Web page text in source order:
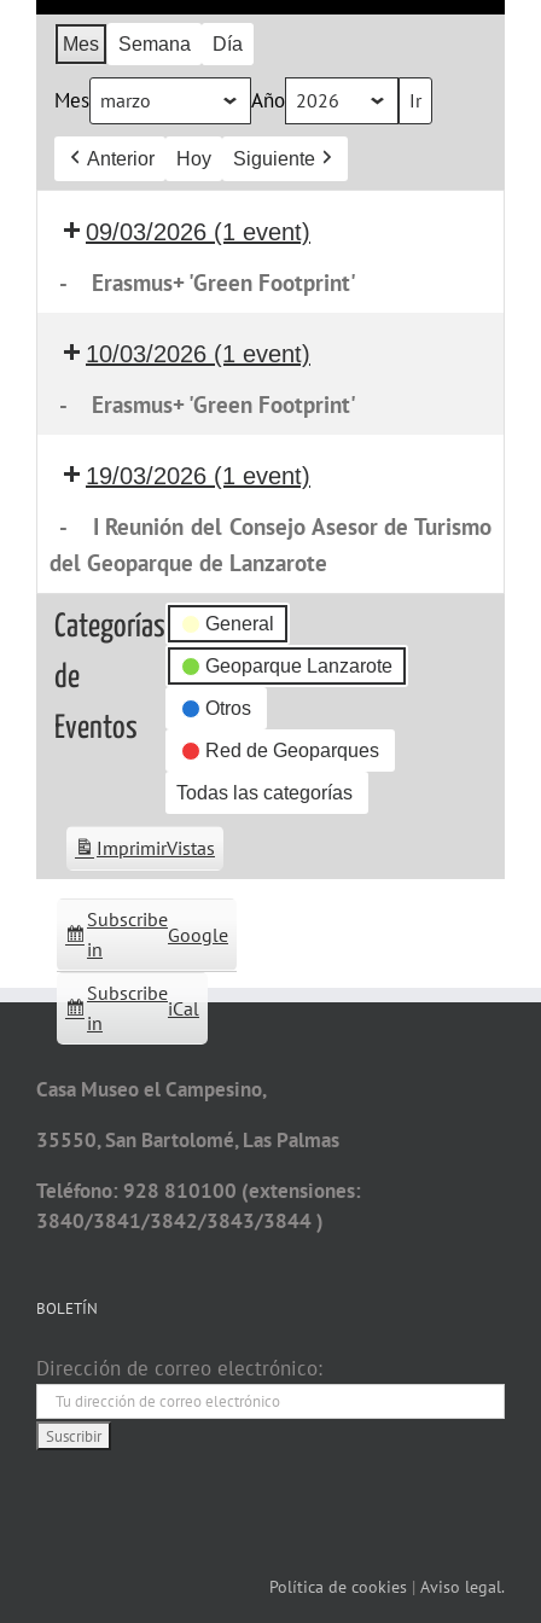
Mes Semana Día
Mes Año
Anterior Hoy Siguiente
09/03/2026 (1 event)
- Erasmus+ 'Green Footprint'
10/03/2026 (1 event)
- Erasmus+ 'Green Footprint'
19/03/2026 (1 event)
-
I Reunión del Consejo Asesor de Turismo
del Geoparque de Lanzarote
Categorías
de
Eventos
General
Geoparque Lanzarote
Otros
Red de Geoparques
Todas las categorías
Subscribe
in
Google
Subscribe
in
iCal
ImprimirVistas
Casa Museo el Campesino,
35550, San Bartolomé, Las Palmas
Teléfono: 928 810100 (extensiones:
3840/3841/3842/3843/3844 )
BOLETÍN
Dirección de correo electrónico:
Política de cookies | Aviso legal.